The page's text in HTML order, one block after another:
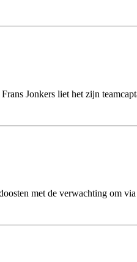
Jonkers liet het zijn
met de verwachting om